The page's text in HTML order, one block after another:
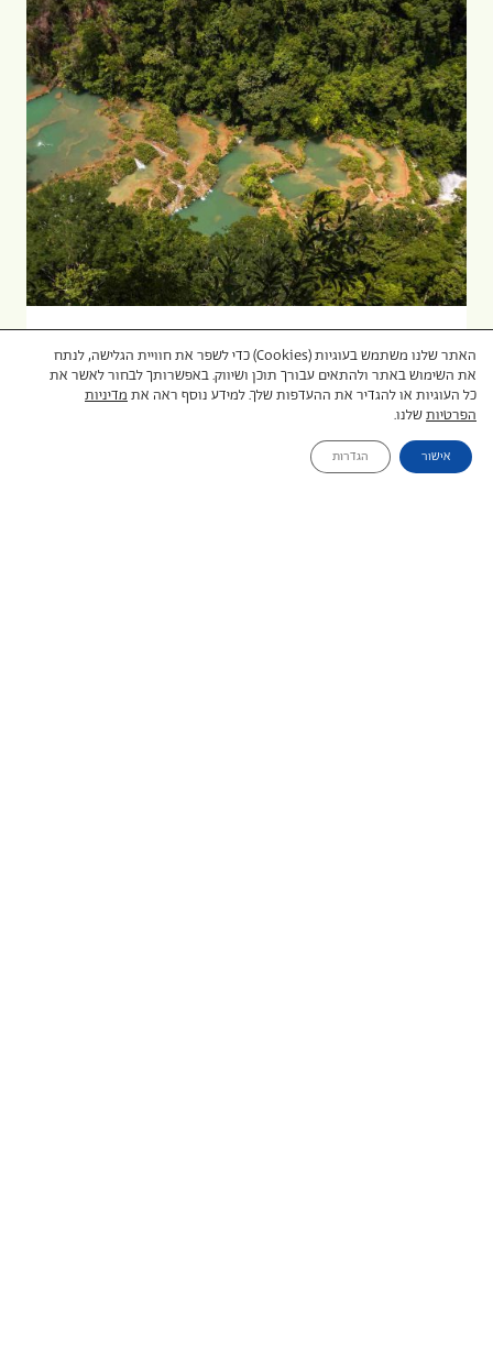
טיול לגואטמלה כולל סמוק צ'מפיי
טיול לגואטמלה הוא טיול מרתק במיוחד בזכות
השילוב הקסום והעשיר של הרי געש, מקדשי מאיה
המתנשאים מעל חופת הג'ונגל, שמורות טבע, מערות
האתר שלנו משתמש בעוגיות (Cookies) כדי לשפר את חוויית הגלישה, לנתח
את השימוש באתר ולהתאים עבורך תוכן ושיווק. באפשרותך לבחור לאשר את
כל העוגיות או להגדיר את ההעדפות שלך. למידע נוסף ראה אתמדיניות
הפרטיותשלנו.
אישור הגדרות